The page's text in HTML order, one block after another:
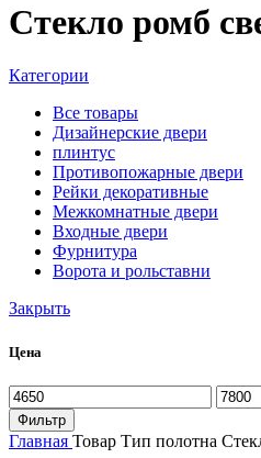
Стекло ромб
Категории
Все товары
Дизайнерские двери
плинтус
Противопожарные двери
Рейки декоративные
Межкомнатные двери
Входные двери
Фурнитура
Ворота и рольставни
Закрыть
Цена
Минимальная
цена
цена
Фильтр
Главная Товар Тип полотна